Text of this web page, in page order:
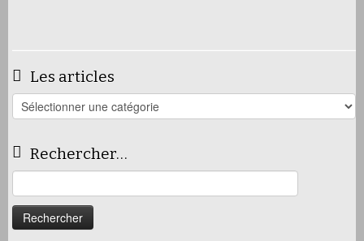
Les articles
Les
articles
Rechercher…